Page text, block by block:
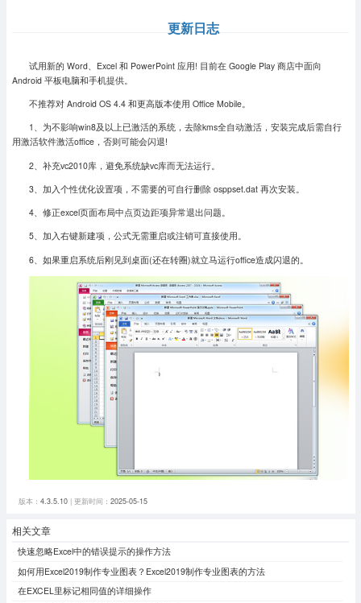
更新日志
试用新的 Word、Excel 和 PowerPoint 应用! 目前在 Google Play 商店中面向
Android 平板电脑和手机提供。
不推荐对 Android OS 4.4 和更高版本使用 Office Mobile。
1、为不影响win8及以上已激活的系统，去除kms全自动激活，安装完成后需自行
用激活软件激活office，否则可能会闪退!
2、补充vc2010库，避免系统缺vc库而无法运行。
3、加入个性优化设置项，不需要的可自行删除 osppset.dat 再次安装。
4、 修正excel页面布局中点页边距项异常退出问题。
5、 加入右键新建项，公式无需重启或注销可直接使用。
6、如果重启系统后刚见到桌面(还在转圈)就立马运行office造成闪退的。
版本： 4.3.5.10| 更新时间： 2025-05-15
相关文章
快速忽略Excel中的错误提示的操作方法
如何用Excel2019制作专业图表？Excel2019制作专业图表的方法
在EXCEL里标记相同值的详细操作